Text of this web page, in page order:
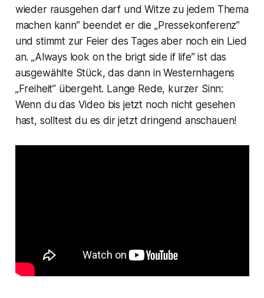
wieder rausgehen darf und Witze zu jedem Thema
machen kann” beendet er die „Pressekonferenz”
und stimmt zur Feier des Tages aber noch ein Lied
an. „Always look on the brigt side if life” ist das
ausgewählte Stück, das dann in Westernhagens
„Freiheit” übergeht. Lange Rede, kurzer Sinn:
Wenn du das Video bis jetzt noch nicht gesehen
hast, solltest du es dir jetzt dringend anschauen!